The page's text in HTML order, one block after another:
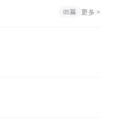
85篇 更多 >